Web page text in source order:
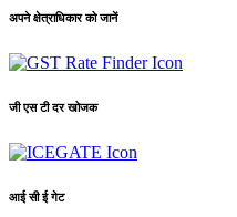
अपने क्षेत्राधिकार को जानें
जी एस टी दर खोजक
आई सी ई गेट